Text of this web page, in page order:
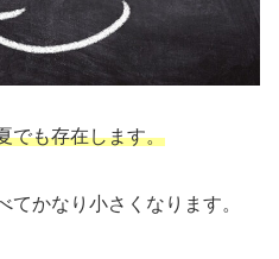
でも存在します。
てかなり小さくなります。